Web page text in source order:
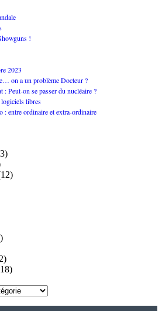
!
2023
on a un problème Docteur ?
: Peut-on se passer du nucléaire ?
libres
: entre ordinaire et extra-ordinaire